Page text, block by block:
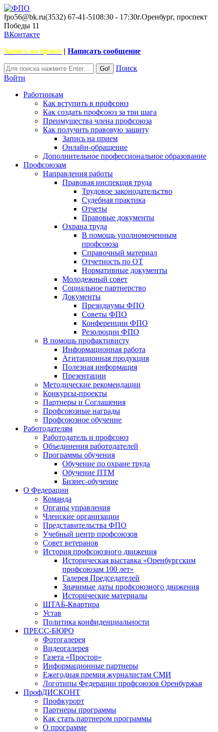
fpo56@bk.ru(3532) 67-41-5108:30 - 17:30г.Оренбург, проспект
Победы 11
ВКонтакте
Запись на прием | Написать сообщение
Поиск
Войти
Работникам
Как вступить в профсоюз
Как создать профсоюз за три шага
Преимущества члена профсоюза
Как получить правовую защиту
Запись на прием
Онлайн-обращение
Дополнительное профессиональное образование
Профсоюзам
Направления работы
Правовая инспекция труда
Трудовое законодательство
Судебная практика
Отчеты
Правовые документы
Охрана труда
В помощь уполномоченным
профсоюза
Справочный материал
Отчетность по ОТ
Нормативные документы
Молодежный совет
Социальное партнерство
Документы
Президиумы ФПО
Советы ФПО
Конференции ФПО
Резолюции ФПО
В помощь профактивисту
Информационная работа
Агитационная продукция
Полезная информация
Презентации
Методические рекомендации
Конкурсы-проекты
Партнеры и Соглашения
Профсоюзные награды
Профсоюзное обучение
Работодателям
Работодатель и профсоюз
Объединения работодателей
Программы обучения
Обучение по охране труда
Обучение ПТМ
Бизнес-обучение
О Федерации
Команда
Органы управления
Членские организации
Представительства ФПО
Учебный центр профсоюзов
Совет ветеранов
История профсоюзного движения
Историческая выставка «Оренбургским
профсоюзам 100 лет»
Галерея Председателей
Значимые даты профсоюзного движения
Исторические материалы
ШТАБ-Квартира
Устав
Политика конфиденциальности
ПРЕСС-БЮРО
Фотогалерея
Видеогалерея
Газета «Простор»
Информационные партнеры
Ежегодная премия журналистам СМИ
Логотипы Федерации профсоюзов Оренбуржья
ПрофДИСКОНТ
Профкурорт
Партнеры программы
Как стать партнером программы
О программе